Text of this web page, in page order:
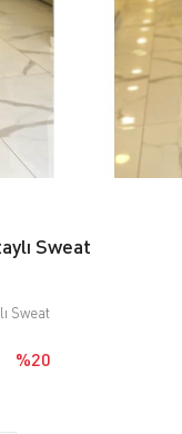
Sweat
Sweat
%20